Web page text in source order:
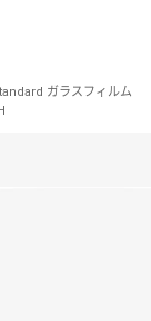
ガラスフィルム